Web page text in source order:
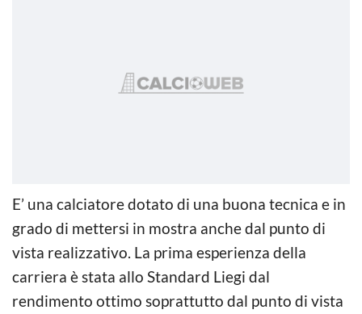
E’ una calciatore dotato di una buona tecnica e in
grado di mettersi in mostra anche dal punto di
vista realizzativo. La prima esperienza della
carriera è stata allo Standard Liegi dal
rendimento ottimo soprattutto dal punto di vista